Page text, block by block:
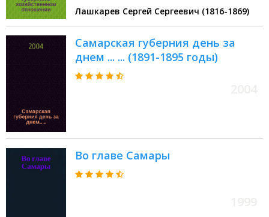
Лашкарев Сергей Сергеевич (1816-1869)
Самарская губерния день за
днем ... ... (1891-1895 годы)
Во главе Самары